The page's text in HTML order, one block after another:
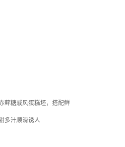
藓糖戚风蛋糕坯，搭配鲜
多汁顺滑诱人